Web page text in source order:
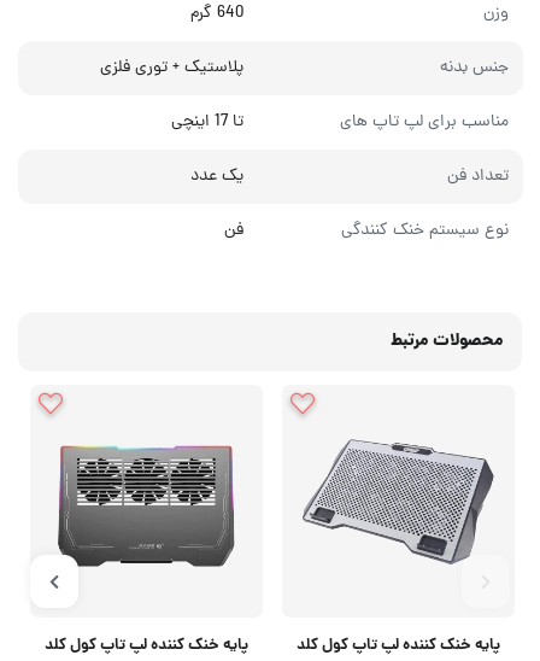
وزن 640 گرم
جنس بدنه پلاستیک + توری فلزی
مناسب برای لپ تاپ های تا 17 اینچی
تعداد فن یک عدد
نوع سیستم خنک کنندگی فن
محصولات مرتبط
پایه خنک کننده لپ تاپ کول کلد
پایه خنک کننده لپ تاپ کول کلد